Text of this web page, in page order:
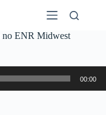
no ENR Midwest
00:00